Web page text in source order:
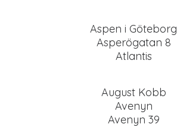
Aspen i Göteborg
Asperögatan 8
Atlantis
August Kobb
Avenyn
Avenyn 39